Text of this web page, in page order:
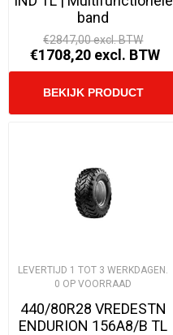
band
€2847,00 excl. BTW
€1708,20 excl. BTW
LEVERTIJD 1 TOT 3 WERKDAGEN.
0 OP VOORRAAD
440/80R28 VREDESTN
ENDURION 156A8/B TL